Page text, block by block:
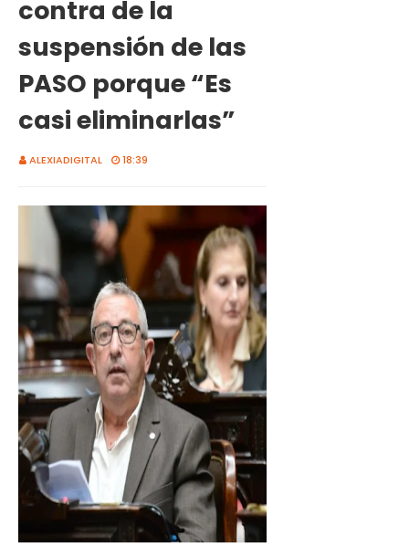
contra de la
suspensión de las
PASO porque “Es
casi eliminarlas”
ALEXIADIGITAL 18:39